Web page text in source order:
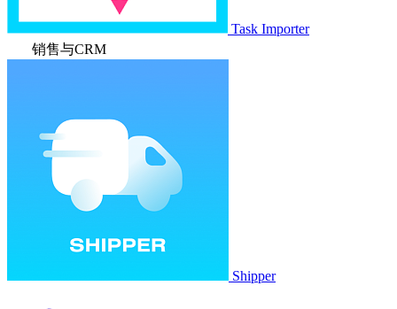
Task Importer
销售与CRM
Shipper